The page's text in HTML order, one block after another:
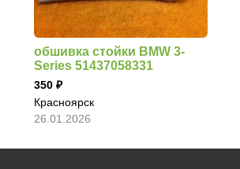
обшивка стойки BMW 3-
Series 51437058331
350
Красноярск
26.01.2026